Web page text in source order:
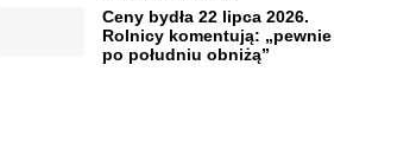
Ceny bydła 22 lipca 2026.
Rolnicy komentują: „pewnie
po południu obniżą”